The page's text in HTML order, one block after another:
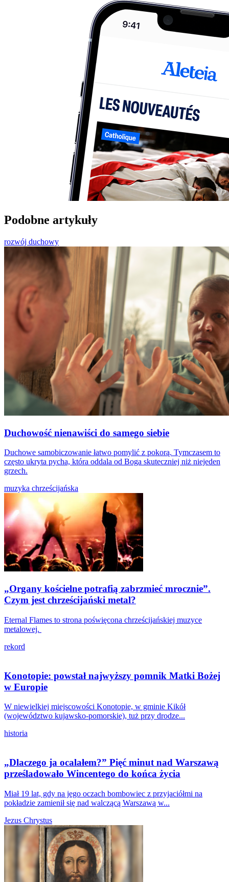
Podobne artykuły
rozwój duchowy
Duchowość nienawiści do samego siebie
Duchowe samobiczowanie łatwo pomylić z pokorą. Tymczasem to
często ukryta pycha, która oddala od Boga skuteczniej niż niejeden
grzech.
muzyka chrześcijańska
„Organy kościelne potrafią zabrzmieć mrocznie”.
Czym jest chrześcijański metal?
Eternal Flames to strona poświęcona chrześcijańskiej muzyce
metalowej.
rekord
Konotopie: powstał najwyższy pomnik Matki Bożej
w Europie
W niewielkiej miejscowości Konotopie, w gminie Kikół
(województwo kujawsko-pomorskie), tuż przy drodze...
historia
„Dlaczego ja ocalałem?” Pięć minut nad Warszawą
prześladowało Wincentego do końca życia
Miał 19 lat, gdy na jego oczach bombowiec z przyjaciółmi na
pokładzie zamienił się nad walczącą Warszawą w...
Jezus Chrystus